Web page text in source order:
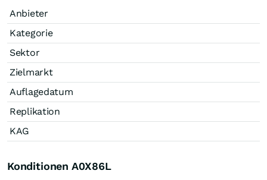
Anbieter
Kategorie
Sektor
Zielmarkt
Auflagedatum
Replikation
KAG
Konditionen A0X86L